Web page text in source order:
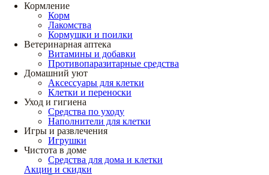
Кормление
Корм
Лакомства
Кормушки и поилки
Ветеринарная аптека
Витамины и добавки
Противопаразитарные средства
Домашний уют
Аксессуары для клетки
Клетки и переноски
Уход и гигиена
Средства по уходу
Наполнители для клетки
Игры и развлечения
Игрушки
Чистота в доме
Средства для дома и клетки
Акции и скидки